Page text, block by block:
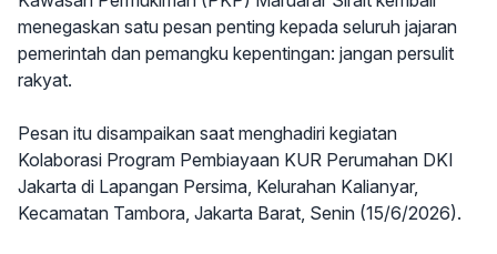
menegaskan satu pesan penting kepada seluruh jajaran
pemerintah dan pemangku kepentingan: jangan persulit
rakyat.
Pesan itu disampaikan saat menghadiri kegiatan
Kolaborasi Program Pembiayaan KUR Perumahan DKI
Jakarta di Lapangan Persima, Kelurahan Kalianyar,
Kecamatan Tambora, Jakarta Barat, Senin (15/6/2026).